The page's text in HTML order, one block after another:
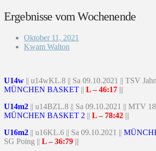
Ergebnisse vom Wochenende
Oktober 11, 2021
Kwam Walton
U14w || u14wKL.8 || Sa 09.10.2021 || TSV
MÜNCHEN BASKET || L – 46:17 ||
U14m2 || u14BZL.8 || Sa 09.10.2021 || MTV
MÜNCHEN BASKET 2 || L – 78:42 ||
U16m2 || u16KL.6 || Sa 09.10.2021 ||
SG Poing || L – 36:79 ||